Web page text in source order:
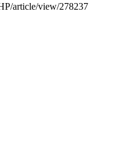
article/view/278237